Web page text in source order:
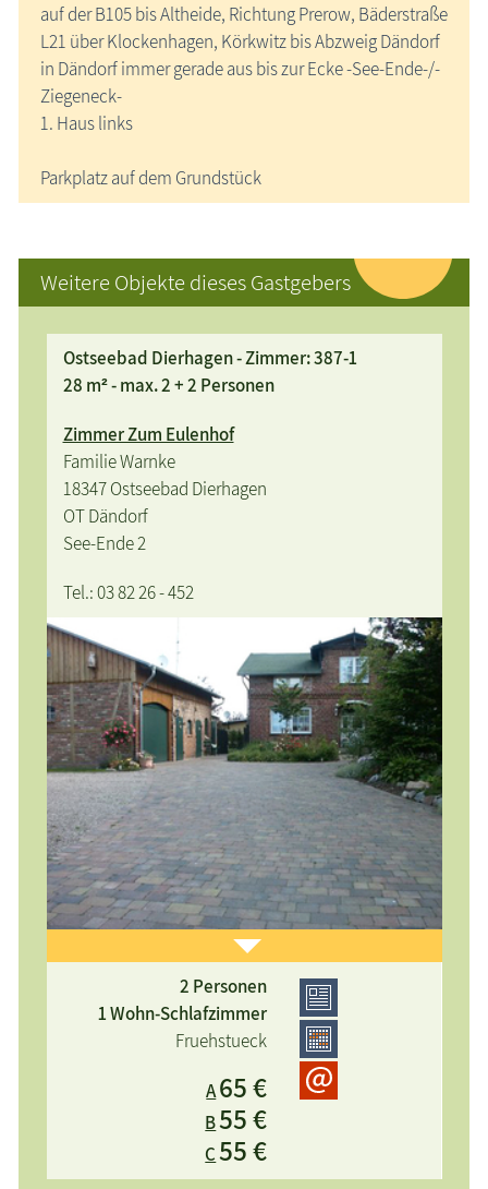
auf der B105 bis Altheide, Richtung Prerow, Bäderstraße
L21 über Klockenhagen, Körkwitz bis Abzweig Dändorf
in Dändorf immer gerade aus bis zur Ecke -See-Ende-/-
Ziegeneck-
1. Haus links
Parkplatz auf dem Grundstück
Weitere Objekte dieses Gastgebers
Ostseebad Dierhagen - Zimmer: 387-1
28 m² - max. 2 + 2 Personen
Zimmer Zum Eulenhof
Familie Warnke
18347 Ostseebad Dierhagen
OT Dändorf
See-Ende 2
Tel.: 03 82 26 - 452
2 Aufbettungen möglich, mit Frühstück, Zimmer
mit überdachtem Balkon, mit Blick in die Natur -
auf den Gartenteich und Saaler Bodden, Parkplatz,
2 Personen
1 Wohn-Schlafzimmer
Fruehstueck
A65 €
B55 €
C55 €